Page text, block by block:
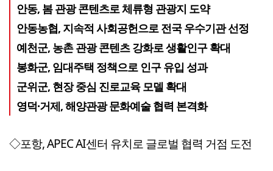
안동, 봄 관광 콘텐츠로 체류형 관광지 도약
안동농협, 지속적 사회공헌으로 전국 우수기관 선정
예천군, 농촌 관광 콘텐츠 강화로 생활인구 확대
봉화군, 임대주택 정책으로 인구 유입 성과
군위군, 현장 중심 진로교육 모델 확대
영덕·거제, 해양관광 문화예술 협력 본격화
◇포항, APEC AI센터 유치로 글로벌 협력 거점 도전